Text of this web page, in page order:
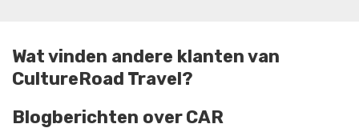
Wat vinden andere klanten van
CultureRoad Travel?
Blogberichten over CAR